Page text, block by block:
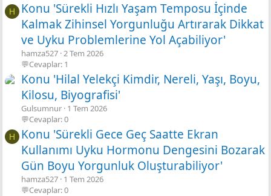
H
Konu 'Sürekli Hızlı Yaşam Temposu İçinde
Kalmak Zihinsel Yorgunluğu Artırarak Dikkat
ve Uyku Problemlerine Yol Açabiliyor'
hamza527 2 Tem 2026
💬Cevaplar: 1
Konu 'Hilal Yelekçi Kimdir, Nereli, Yaşı, Boyu,
Kilosu, Biyografisi'
Gulsumnur 1 Tem 2026
💬Cevaplar: 0
H
Konu 'Sürekli Gece Geç Saatte Ekran
Kullanımı Uyku Hormonu Dengesini Bozarak
Gün Boyu Yorgunluk Oluşturabiliyor'
hamza527 1 Tem 2026
💬Cevaplar: 0